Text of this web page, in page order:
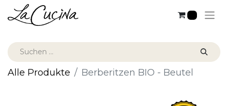
Alle Produkte Berberitzen BIO - Beutel